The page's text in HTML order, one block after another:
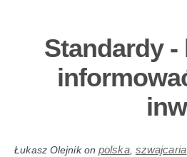
Standardy -
Łukasz Olejnikonpolska, szwajcaria